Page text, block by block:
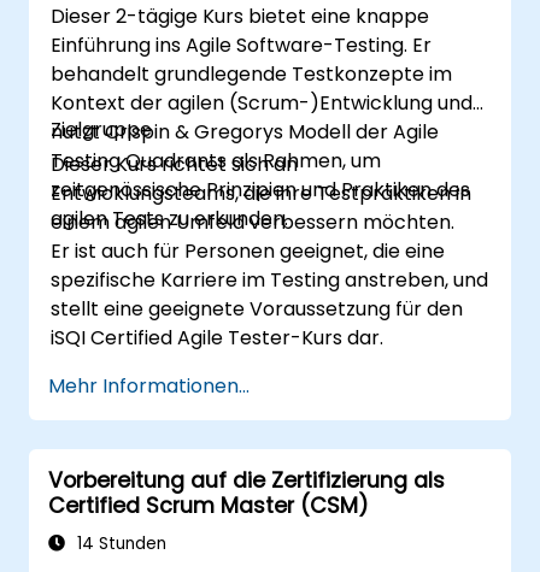
Dieser 2-tägige Kurs bietet eine knappe
Einführung ins Agile Software-Testing. Er
behandelt grundlegende Testkonzepte im
Kontext der agilen (Scrum-)Entwicklung und
nutzt Crispin & Gregorys Modell der Agile
Testing Quadrants als Rahmen, um
zeitgenössische Prinzipien und Praktiken des
agilen Tests zu erkunden.
Zielgruppe
Dieser Kurs richtet sich an
Entwicklungsteams, die ihre Testpraktiken in
einem agilen Umfeld verbessern möchten.
Er ist auch für Personen geeignet, die eine
spezifische Karriere im Testing anstreben, und
stellt eine geeignete Voraussetzung für den
iSQI Certified Agile Tester-Kurs dar.
Mehr Informationen...
Vorbereitung auf die Zertifizierung als
Certified Scrum Master (CSM)
14 Stunden